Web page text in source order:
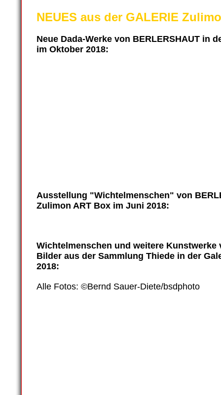
NEUES aus der GALERIE
Neue Dada-Werke von BERLERSHAUT in
im Oktober 2018:
Ausstellung "Wichtelmenschen" von
Zulimon ART Box im Juni 2018:
Wichtelmenschen und weitere Kunstwerke
Bilder aus der Sammlung Thiede in der
2018:
Alle Fotos: ©Bernd Sauer-Diete/bsdphoto